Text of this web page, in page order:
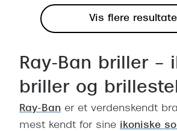
Vis flere
Ray-Ban briller –
briller og
Ray-Ban er et verdenskendt
mest kendt for sine ikoniske